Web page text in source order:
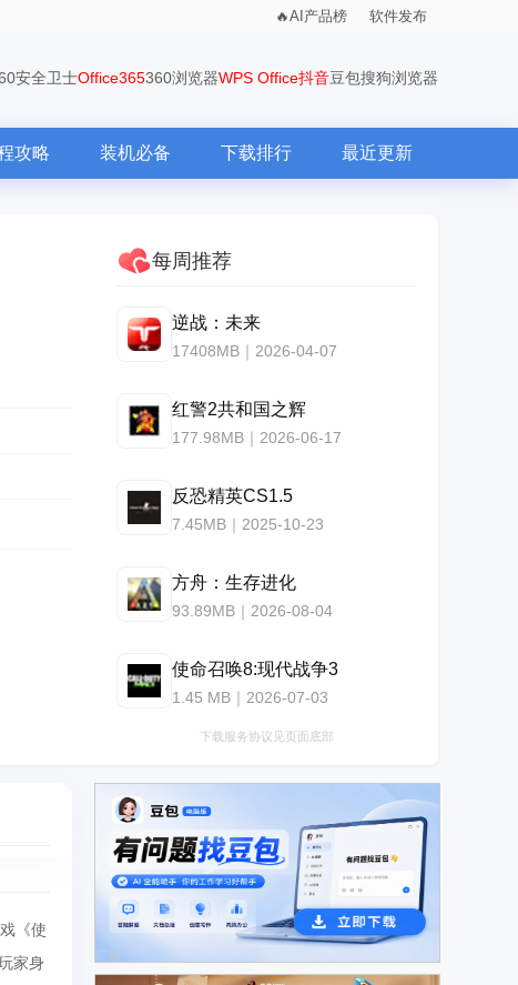
AI产品榜 软件发布
安全卫士Office365360浏览器WPS Office抖音豆包搜狗浏览器
攻略 装机必备 下载排行 最近更新
每周推荐
逆战：未来
17408MB｜2026-04-07
红警2共和国之辉
177.98MB｜2026-06-17
反恐精英CS1.5
7.45MB｜2025-10-23
方舟：生存进化
93.89MB｜2026-08-04
使命召唤8:现代战争3
1.45 MB｜2026-07-03
下载服务协议见页面底部
《使
家身
广告